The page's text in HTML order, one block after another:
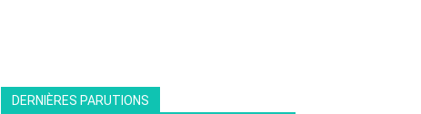
DERNIÈRES PARUTIONS